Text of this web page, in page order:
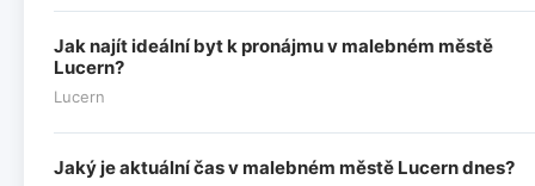
Jak najít ideální byt k pronájmu v malebném městě
Lucern?
Lucern
Jaký je aktuální čas v malebném městě Lucern dnes?